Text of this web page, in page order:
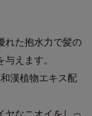
れた抱水力で髪の
えます。
漢植物エキス配